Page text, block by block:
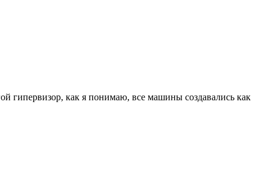
гипервизор, как я понимаю, все машины создавались как